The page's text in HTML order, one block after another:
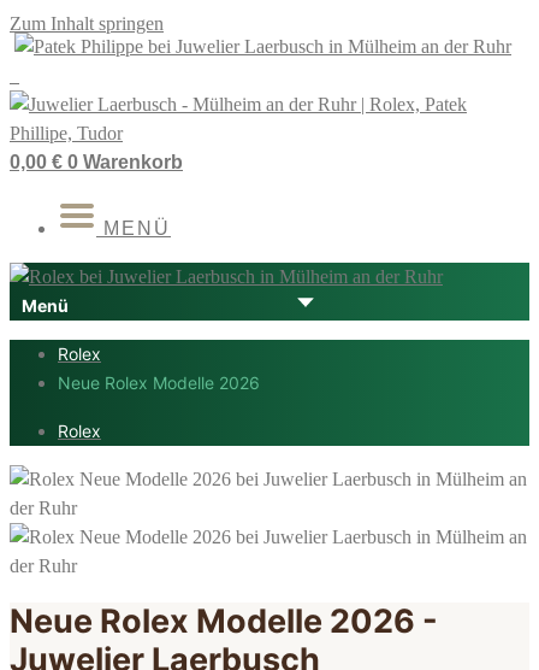
Zum Inhalt springen
0,00 € 0 Warenkorb
MENÜ
Rolex
Neue Rolex Modelle 2026
Rolex
Neue Rolex Modelle 2026 -
Juwelier Laerbusch